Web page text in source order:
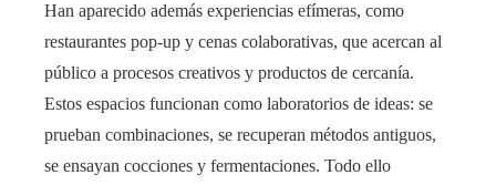
Han aparecido además experiencias efímeras, como
restaurantes pop-up y cenas colaborativas, que acercan al
público a procesos creativos y productos de cercanía.
Estos espacios funcionan como laboratorios de ideas: se
prueban combinaciones, se recuperan métodos antiguos,
se ensayan cocciones y fermentaciones. Todo ello